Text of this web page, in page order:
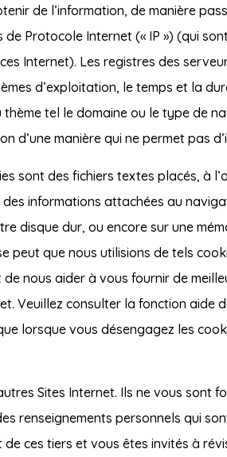
de l’information, de manière
Protocole Internet (« IP ») (qui
Internet). Les registres des
d’exploitation, le temps et la
tel le domaine ou le type de
d’une manière qui ne permet pas
sont des fichiers textes placés, à
informations attachées au
disque dur, ou encore sur une
peut que nous utilisions de tels
nous aider à vous fournir de
Veuillez consulter la fonction aide
lorsque vous désengagez les
Sites Internet. Ils ne vous sont
renseignements personnels qui
ces tiers et vous êtes invités à